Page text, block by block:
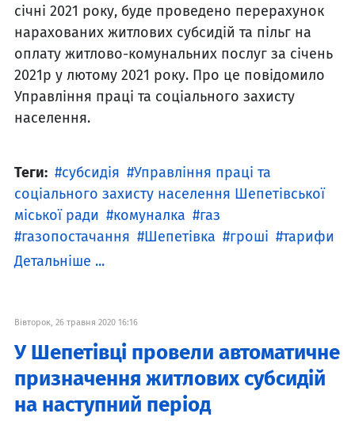
січні 2021 року, буде проведено перерахунок
нарахованих житлових субсидій та пільг на
оплату житлово-комунальних послуг за січень
2021р у лютому 2021 року. Про це повідомило
Управління праці та соціального захисту
населення.
Теги: субсидія
Управління праці та
соціального захисту населення Шепетівської
міської ради
комуналка
газ
газопостачання
Шепетівка гроші
тарифи
Детальніше ...
Вівторок, 26 травня 2020 16:16
У Шепетівці провели автоматичне
призначення житлових субсидій
на наступний період